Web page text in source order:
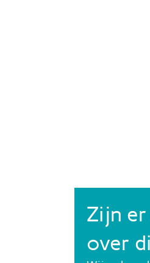
Zijn
over